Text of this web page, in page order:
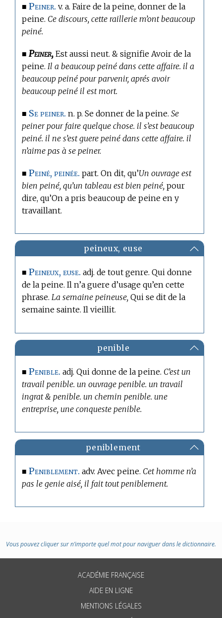
■Peiner. v. a. Faire de la peine, donner de la
peine. Ce discours, cette raillerie m’ont beaucoup
peiné.
■Peiner, Est aussi neut. & signifie Avoir de la
peine. Il a beaucoup peiné dans cette affaire. il a
beaucoup peiné pour parvenir, aprés avoir
beaucoup peiné il est mort.
■ Se peiner. n. p. Se donner de la peine.Se
peiner pour faire quelque chose. il s’est beaucoup
peiné. il ne s’est guere peiné dans cette affaire. il
n’aime pas à se peiner.
■Peiné, peinée. part. On dit, qu’Un ouvrage est
bien peiné, qu’un tableau est bien peiné, pour
dire, qu’On a pris beaucoup de peine en y
travaillant.
peineux, euse
■Peineux, euse. adj. de tout genre. Qui donne
de la peine. Il n’a guere d’usage qu’en cette
phrase.La semaine peineuse, Qui se dit de la
semaine sainte. Il vieillit.
penible
■Penible. adj. Qui donne de la peine. C’est un
travail penible. un ouvrage penible. un travail
ingrat & penible. un chemin penible. une
entreprise, une conqueste penible.
peniblement
■Peniblement. adv. Avec peine. Cet homme n’a
pas le genie aisé, il fait tout peniblement.
Vous pouvez cliquer sur n’importe quel mot pour naviguer dans le dictionnaire.
ACADÉMIE FRANÇAISE
AIDE EN LIGNE
MENTIONS LÉGALES